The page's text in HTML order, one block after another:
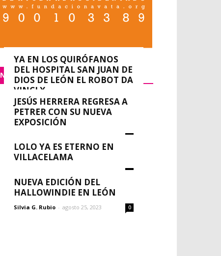
NACIONAL
YA EN LOS QUIRÓFANOS
DEL HOSPITAL SAN JUAN DE
DIOS DE LEÓN EL ROBOT DA
VINCI X
redacción septiembre 14, 2023
JESÚS HERRERA REGRESA A
PETRER CON SU NUEVA
EXPOSICIÓN
LOLO YA ES ETERNO EN
VILLACELAMA
0
NUEVA EDICIÓN DEL
HALLOWINDIE EN LEÓN
Silvia G. Rubio - agosto 25, 2023 0